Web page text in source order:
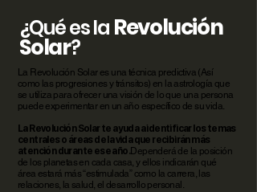
¿Qué es la Revolución
Solar?
La Revolución Solar es una técnica predictiva (Así
como las progresiones y tránsitos) en la astrología que
se utiliza para ofrecer una visión de lo que una persona
puede experimentar en un año específico de su vida.
La Revolución Solar te ayuda a identificar los temas
centrales o áreas de la vida que recibirán más
atención durante ese año.Dependerá de la posición
de los planetas en cada casa, y ellos indicarán qué
área estará más “estimulada” como la carrera, las
relaciones, la salud, el desarrollo personal.